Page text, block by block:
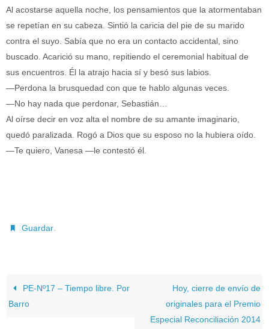
Al acostarse aquella noche, los pensamientos que la atormentaban
se repetían en su cabeza. Sintió la caricia del pie de su marido
contra el suyo. Sabía que no era un contacto accidental, sino
buscado. Acarició su mano, repitiendo el ceremonial habitual de
sus encuentros. Él la atrajo hacia sí y besó sus labios.
—Perdona la brusquedad con que te hablo algunas veces.
—No hay nada que perdonar, Sebastián…
Al oírse decir en voz alta el nombre de su amante imaginario,
quedó paralizada. Rogó a Dios que su esposo no la hubiera oído.
—Te quiero, Vanesa —le contestó él.
Guardar.
PE-Nº17 – Tiempo libre. Por
Barro
Hoy, cierre de envío de
originales para el Premio
Especial Reconciliación 2014